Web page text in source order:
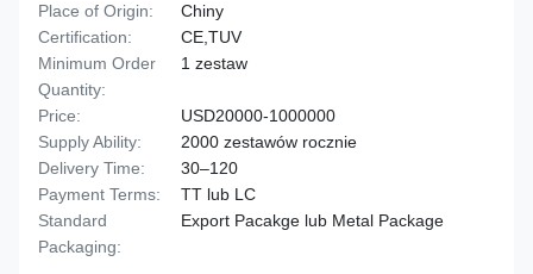
Place of Origin:
Chiny
Certification:
CE,TUV
Minimum Order
Quantity:
1 zestaw
Price:
USD20000-1000000
Supply Ability:
2000 zestawów rocznie
Delivery Time:
30–120
Payment Terms:
TT lub LC
Standard
Packaging:
Export Pacakge lub Metal Package